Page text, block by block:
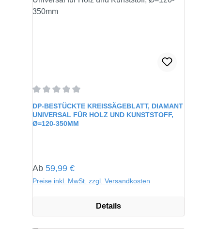
Durchschnittliche Bewertung von 0 von 5 Sternen
DP-BESTÜCKTE KREISSÄGEBLATT, DIAMANT
UNIVERSAL FÜR HOLZ UND KUNSTSTOFF,
Ø=120-350MM
Regulärer Preis:
Ab 59,99 €
Preise inkl. MwSt. zzgl. Versandkosten
Details